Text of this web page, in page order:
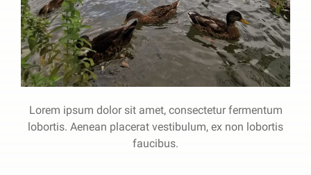
Lorem ipsum dolor sit amet, consectetur fermentum
lobortis. Aenean placerat vestibulum, ex non lobortis
faucibus.